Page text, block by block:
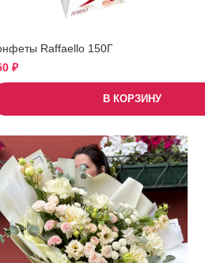
Raffaello 150Г
₽
В КОРЗИНУ